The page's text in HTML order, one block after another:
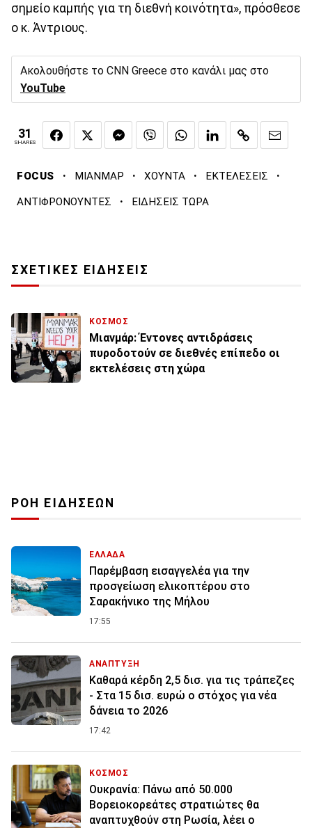
σημείο καμπής για τη διεθνή κοινότητα», πρόσθεσε
ο κ. Άντριους.
Ακολουθήστε το CNN Greece στο κανάλι μας στο
YouTube
31
SHARES
FOCUS · ΜΙΑΝΜΑΡ · ΧΟΥΝΤΑ · ΕΚΤΕΛΕΣΕΙΣ ·
ΑΝΤΙΦΡΟΝΟΥΝΤΕΣ · ΕΙΔΗΣΕΙΣ ΤΩΡΑ
ΣΧΕΤΙΚΕΣ ΕΙΔΗΣΕΙΣ
ΚΟΣΜΟΣ
Μιανμάρ: Έντονες αντιδράσεις
πυροδοτούν σε διεθνές επίπεδο οι
εκτελέσεις στη χώρα
ΡΟΗ ΕΙΔΗΣΕΩΝ
ΕΛΛΑΔΑ
Παρέμβαση εισαγγελέα για την
προσγείωση ελικοπτέρου στο
Σαρακήνικο της Μήλου
17:55
ΑΝΑΠΤΥΞΗ
Καθαρά κέρδη 2,5 δισ. για τις τράπεζες
- Στα 15 δισ. ευρώ ο στόχος για νέα
δάνεια το 2026
17:42
ΚΟΣΜΟΣ
Ουκρανία: Πάνω από 50.000
Βορειοκορεάτες στρατιώτες θα
αναπτυχθούν στη Ρωσία, λέει ο